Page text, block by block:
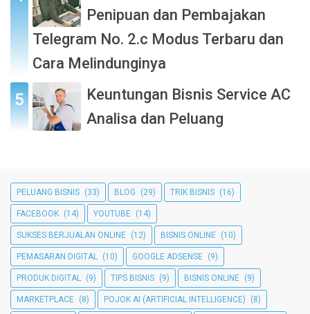
Penipuan dan Pembajakan
Telegram No. 2.c Modus Terbaru dan
Cara Melindunginya
Keuntungan Bisnis Service AC
Analisa dan Peluang
PELUANG BISNIS (33) BLOG (29) TRIK BISNIS (16)
FACEBOOK (14) YOUTUBE (14)
SUKSES BERJUALAN ONLINE (12) BISNIS ONLINE (10)
PEMASARAN DIGITAL (10) GOOGLE ADSENSE (9)
PRODUK DIGITAL (9) TIPS BISNIS (9) BISNIS ONLINE (9)
MARKETPLACE (8) POJOK AI (ARTIFICIAL INTELLIGENCE) (8)